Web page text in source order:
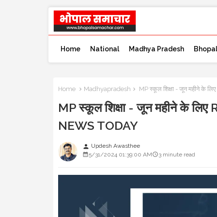
Home National Madhya Pradesh Bhopal
Home Madhyapradesh MP स्कूल शिक्षा - जून महीने के
MP स्कूल शिक्षा - जून महीने के
NEWS TODAY
person Updesh Awasthee
5/31/2024 01:39:00 AM
3 minute read